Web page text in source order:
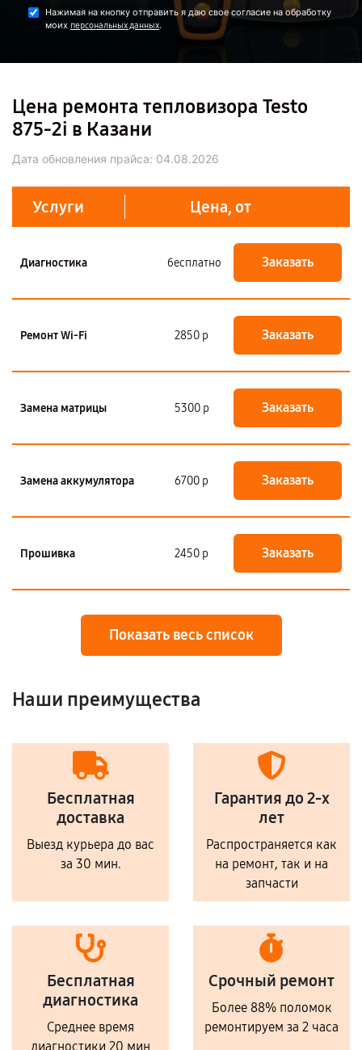
Нажимая на кнопку отправить я даю свое согласие на обработку
моих персональных данных.
Цена ремонта тепловизора Testo
875-2i в Казани
Дата обновления прайса: 04.08.2026
Услуги Цена, от
Диагностика бесплатно Заказать
Ремонт Wi-Fi 2850 р Заказать
Замена матрицы 5300 р Заказать
Замена аккумулятора 6700 р Заказать
Прошивка 2450 р Заказать
Показать весь список
Наши преимущества
Бесплатная
доставка
Выезд курьера до вас
за 30 мин.
Гарантия до 2-х
лет
Распространяется как
на ремонт, так и на
запчасти
Бесплатная
диагностика
Среднее время
диагностики 20 мин
Срочный ремонт
Более 88% поломок
ремонтируем за 2 часа